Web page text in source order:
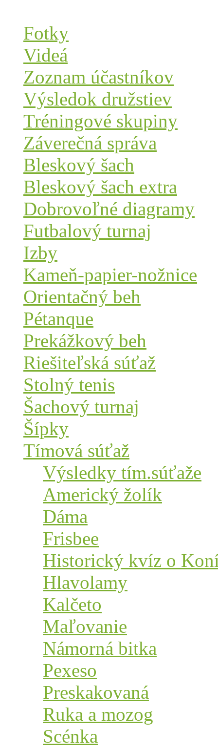
Fotky
Videá
Zoznam účastníkov
Výsledok družstiev
Tréningové skupiny
Záverečná správa
Bleskový šach
Bleskový šach extra
Dobrovoľné diagramy
Futbalový turnaj
Izby
Kameň-papier-nožnice
Orientačný beh
Pétanque
Prekážkový beh
Riešiteľská súťaž
Stolný tenis
Šachový turnaj
Šípky
Tímová súťaž
Výsledky tím.súťaže
Americký žolík
Dáma
Frisbee
Historický kvíz o
Hlavolamy
Kalčeto
Maľovanie
Námorná bitka
Pexeso
Preskakovaná
Ruka a mozog
Scénka